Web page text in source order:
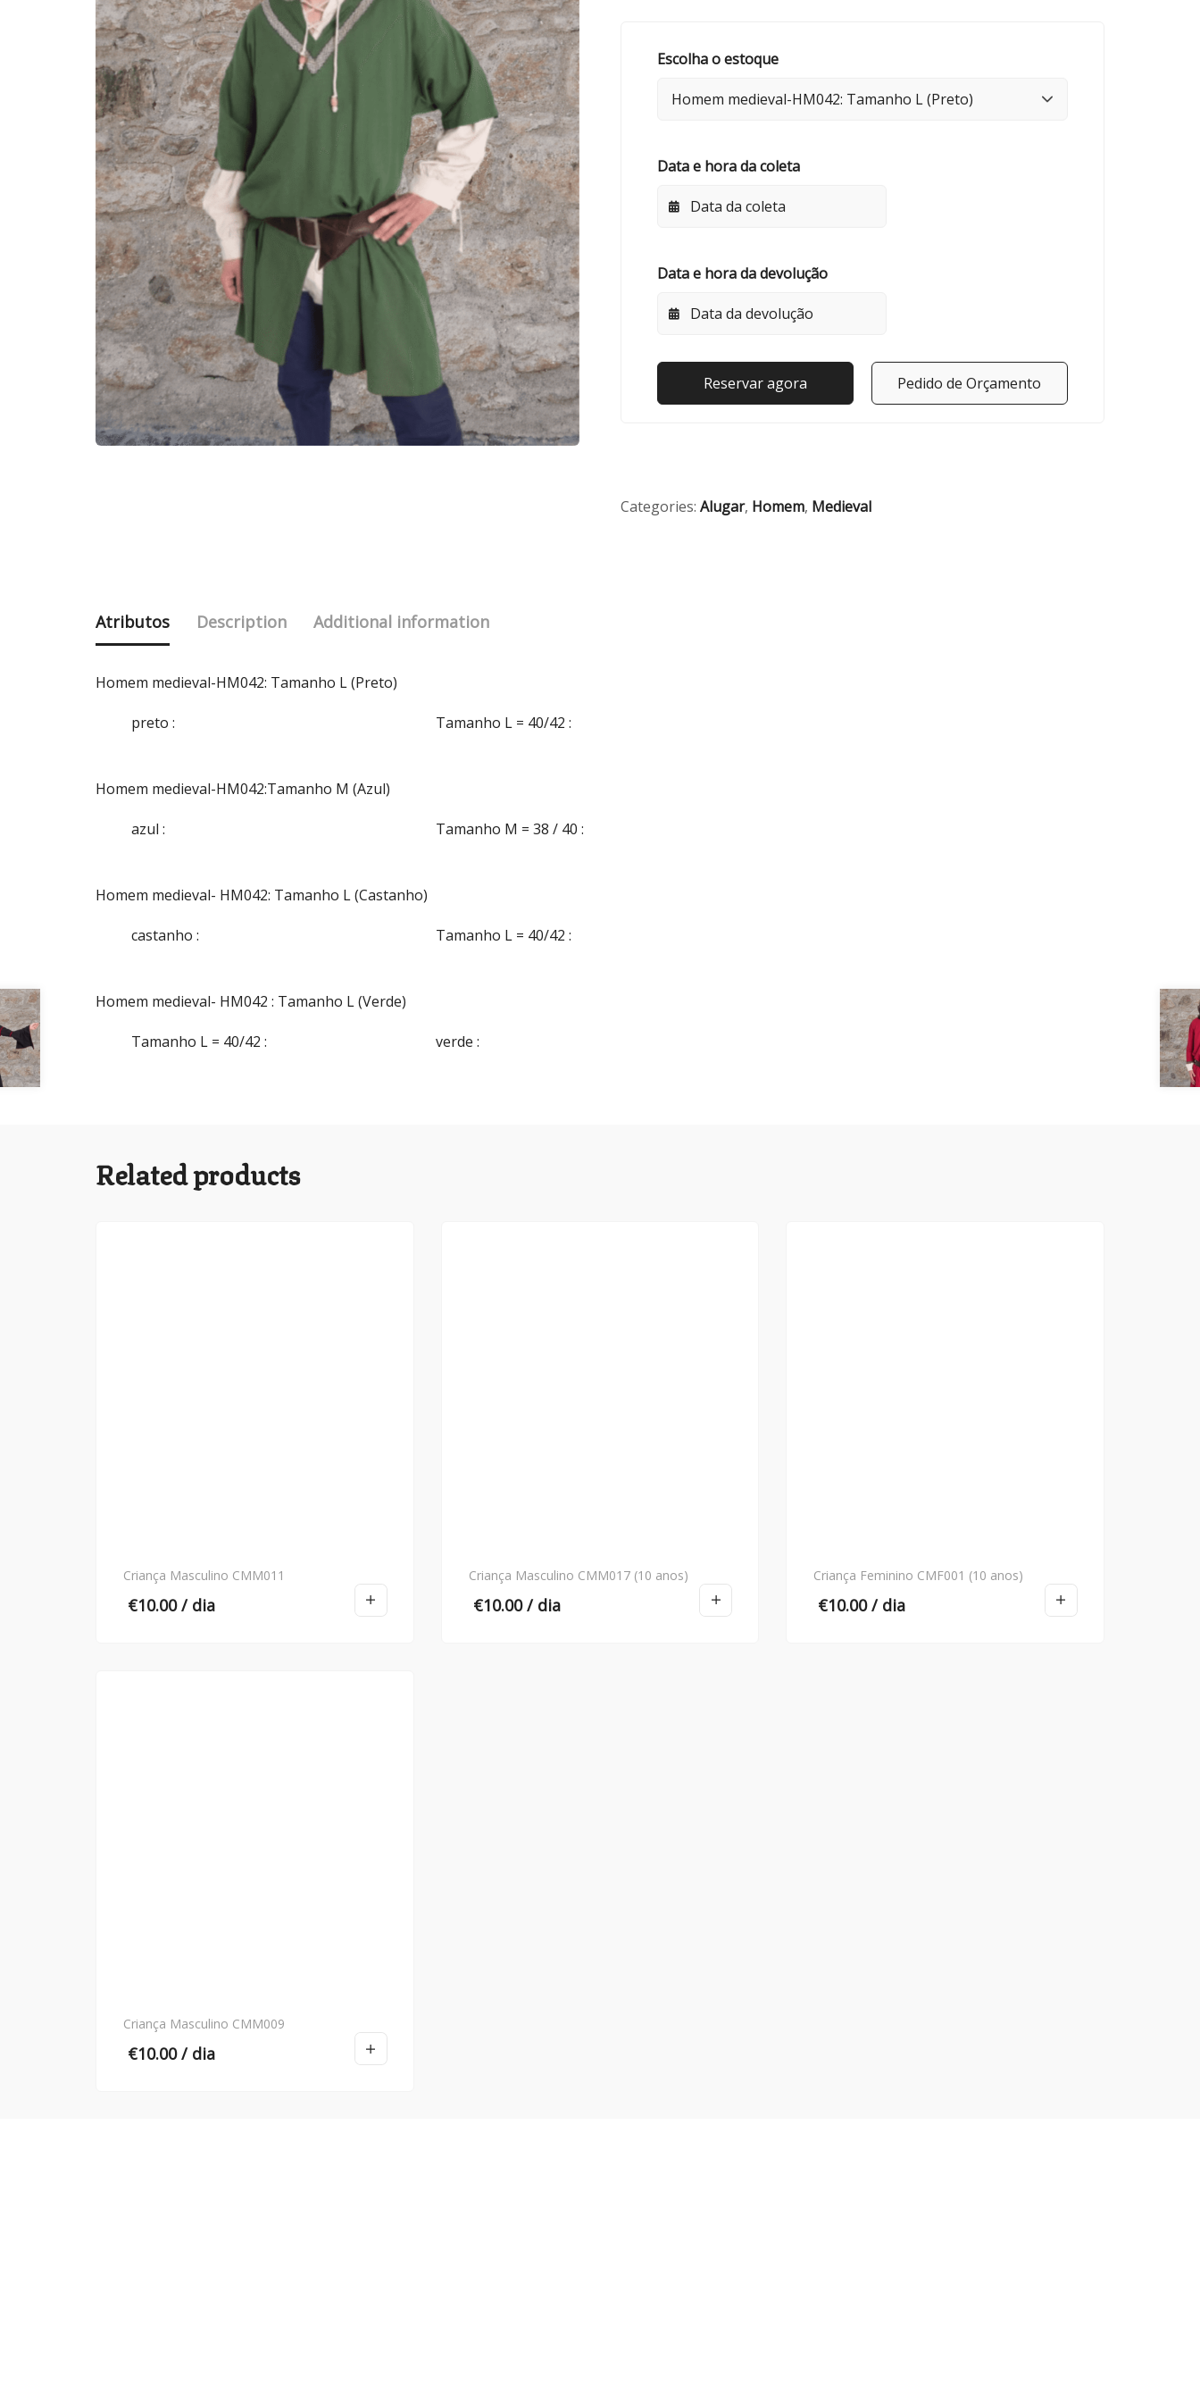
Escolha o estoque
Data e hora da coleta
Data e hora da devolução
Reservar agora Pedido de Orçamento
Categories: Alugar, Homem, Medieval
Atributos Description Additional information
Homem medieval-HM042: Tamanho L (Preto)
preto : Tamanho L = 40/42 :
Homem medieval-HM042:Tamanho M (Azul)
azul : Tamanho M = 38 / 40 :
Homem medieval- HM042: Tamanho L (Castanho)
castanho : Tamanho L = 40/42 :
Homem medieval- HM042 : Tamanho L (Verde)
Tamanho L = 40/42 : verde :
Related products
Criança Masculino CMM011
€10.00/ dia
Criança Masculino CMM017 (10 anos)
€10.00/ dia
Criança Feminino CMF001 (10 anos)
€10.00/ dia
Criança Masculino CMM009
€10.00/ dia